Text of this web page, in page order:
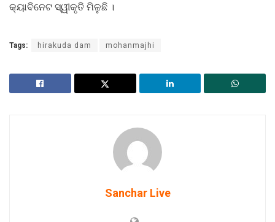
କ୍ୟାବିନେଟ ସ୍ୱୀକୃତି ମିଳୁଛି ।
Tags: hirakuda dam mohanmajhi
Sanchar Live